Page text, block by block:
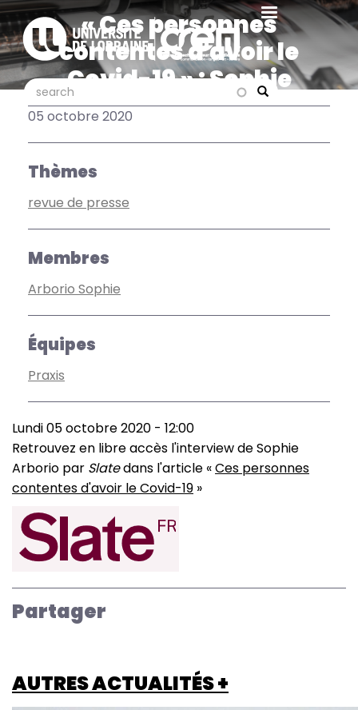
Aller
au
contenu
principal
Search
search search
« Ces personnes
contentes d'avoir le
Covid-19 » : Sophie
Arborio interviewée pour
un article de Slate
05 octobre 2020
Thèmes
revue de presse
Membres
Arborio Sophie
Équipes
Praxis
Lundi 05 octobre 2020 - 12:00
Retrouvez en libre accès l'interview de Sophie
Arborio par Slatedans l'article «Ces personnes
contentes d'avoir le Covid-19 »
Image
Partager
AUTRES ACTUALITÉS +